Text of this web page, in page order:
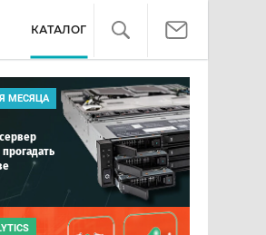
КАТАЛОГ
МЕСЯЦА